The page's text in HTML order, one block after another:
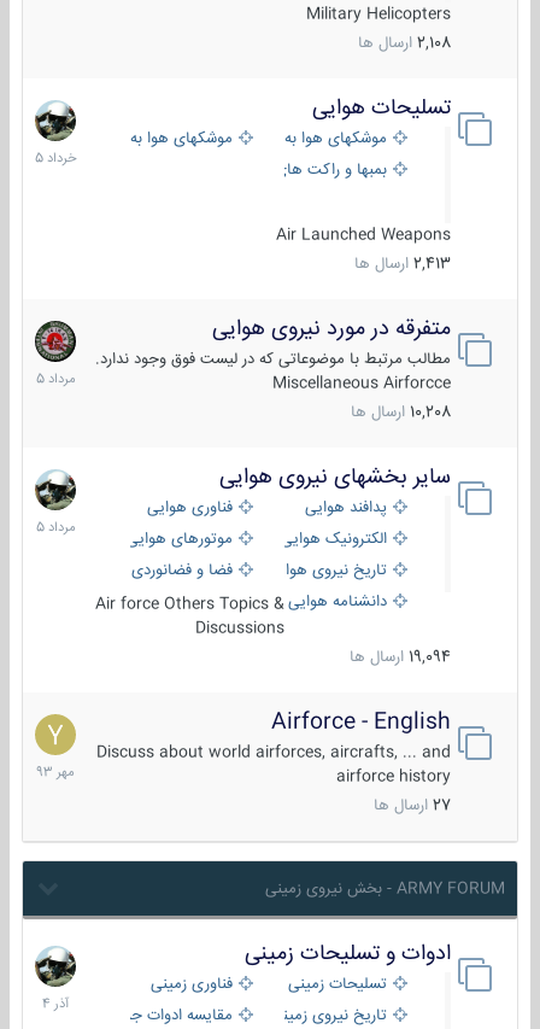
Military Helicopters
2,108 ارسال ها
تسلیحات هوایی
موشکهای هوا به هوا
موشکهای هوا به سطح
بمبها و راکت های هوایی
Air Launched Weapons
2,413 ارسال ها
30
خرداد
1405
متفرقه در مورد نیروی هوایی
مطالب مرتبط با موضوعاتی که در لیست فوق وجود ندارد.
Miscellaneous Airforcce
10,208 ارسال ها
7
مرداد
1405
سایر بخشهای نیروی هوایی
پدافند هوایی
فناوری هوایی
الکترونیک هوایی
موتورهای هوایی
تاریخ نیروی هوایی
فضا و فضانوردی
دانشنامه هواییAir force Others Topics &
Discussions
19,094 ارسال ها
2
مرداد
1405
Airforce - English
Discuss about world airforces, aircrafts, ... and
airforce history
27 ارسال ها
15
مهر
1393
ARMY FORUM - بخش نیروی زمینی
ادوات و تسلیحات زمینی
تسلیحات زمینی
فناوری زمینی
تاریخ نیروی زمینی
مقایسه ادوات جنگی
21
آذر
1404